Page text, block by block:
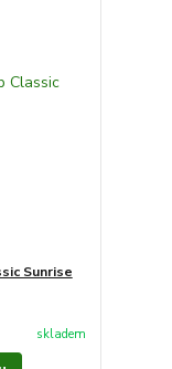
Sunrise
skladem